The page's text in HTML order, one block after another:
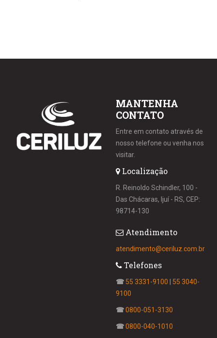
MANTENHA
CONTATO
Entre em contato através de
nosso telefone ou venha nos
visitar.
Localização
R. Reinoldo Schindler, 100 -
Das Chácaras, Ijuí - RS, CEP:
98714-130
Atendimento
atendimento@ceriluz.com.br
Telefones
☎ 55 3331-9100 | 55 3040-
9100
☎0800-051-3130
☎0800-040-1010